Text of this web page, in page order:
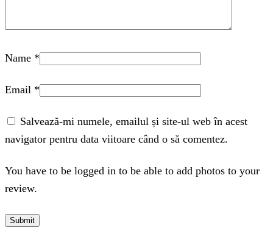
Name *
Email *
Salvează-mi numele, emailul și site-ul web în acest
navigator pentru data viitoare când o să comentez.
You have to be logged in to be able to add photos to your
review.